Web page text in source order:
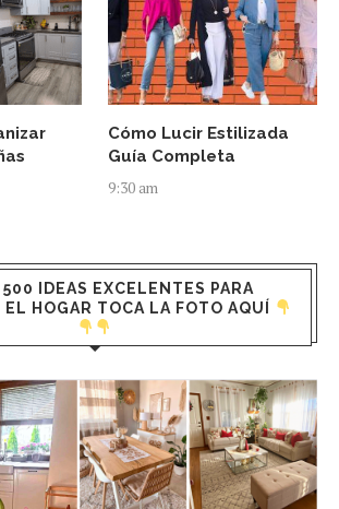
Cómo Lucir Estilizada
Guía Completa
9:30 am
500 IDEAS EXCELENTES PARA
HOGAR TOCA LA FOTO AQUÍ